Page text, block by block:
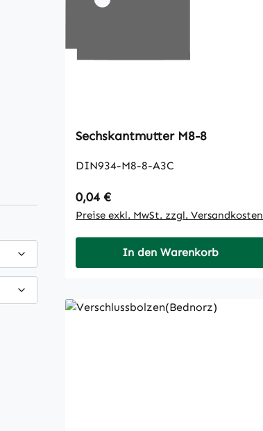
Sechskantmutter M8-8
DIN934-M8-8-A3C
Regulärer Preis:
0,04 €
Preise exkl. MwSt. zzgl. Versandkosten
In den Warenkorb